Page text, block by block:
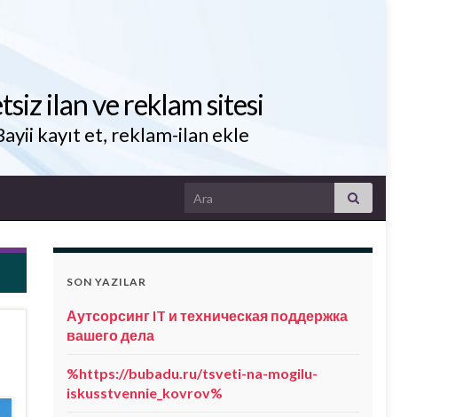
ilan ve reklam sitesi
kayıt et, reklam-ilan ekle
Search for:
SON YAZILAR
Аутсорсинг IT и техническая поддержка
вашего дела
%https://bubadu.ru/tsveti-na-mogilu-
iskusstvennie_kovrov%